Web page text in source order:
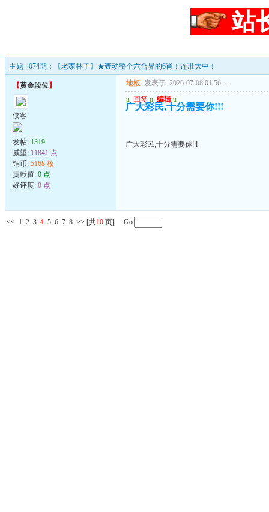
站
主题 : 074期：【老家林子】★轰动整个六合界的6肖！连准大中！
【黄金段位】
侠客
发帖: 1319
威望: 11841 点
铜币: 5168 枚
贡献值: 0 点
好评度: 0 点
地板 发表于: 2026-07-08 01:56 ---
u 回复 u 编辑 u
广大彩民,十分需要你!!!
广大彩民,十分需要你!!!
<< 1 2 3 4 5 6 7 8 >> [共10 页] Go